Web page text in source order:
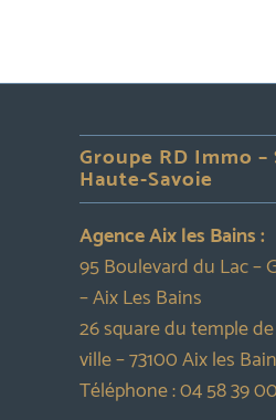
Groupe RD Immo –
Haute-Savoie
Agence Aix les Bains :
95 Boulevard du Lac –
– Aix Les Bains
26 square du temple
ville – 73100 Aix les
Téléphone :04 58 39